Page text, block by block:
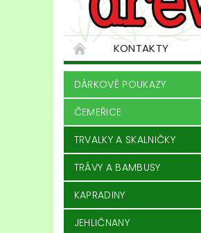
KONTAKTY
DÁRKOVÉ POUKAZY
ČEMEŘICE
TRVALKY A SKALNIČKY
TRÁVY A BAMBUSY
KAPRADINY
JEHLIČNANY